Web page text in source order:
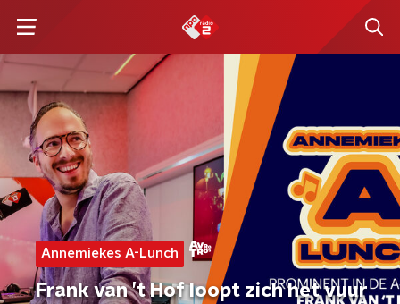
Annemiekes A-Lunch
Frank van ’t Hof loopt zich het vuur